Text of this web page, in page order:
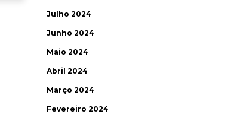
Julho 2024
Junho 2024
Maio 2024
Abril 2024
Março 2024
Fevereiro 2024